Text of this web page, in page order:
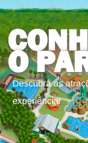
O
Descubra as
experiência!